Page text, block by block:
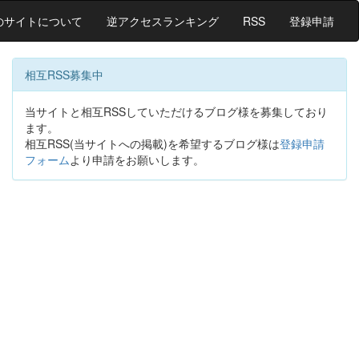
サイトについて 逆アクセスランキング RSS 登録申請
相互RSS募集中
当サイトと相互RSSしていただけるブログ様を募集しており
ます。
相互RSS(当サイトへの掲載)を希望するブログ様は登録申請
フォームより申請をお願いします。